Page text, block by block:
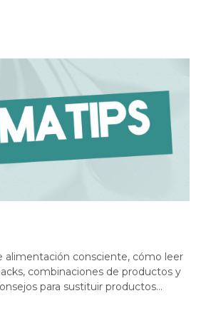
alimentación consciente, cómo leer
combinaciones de productos y
y del hogar. Hábitos